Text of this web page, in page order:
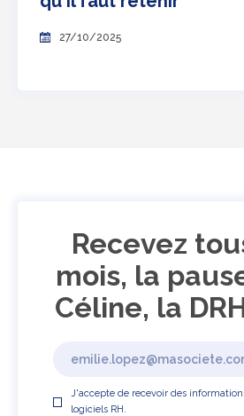
27/10/2025
Recevez
mois, la
Céline, la
J'accepte de recevoir des
logiciels RH.